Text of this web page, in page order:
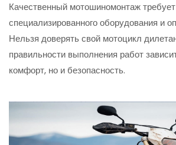
Качественный мотошиномонтаж требует
специализированного оборудования и
Нельзя доверять свой мотоцикл
правильности выполнения работ
комфорт, но и безопасность.